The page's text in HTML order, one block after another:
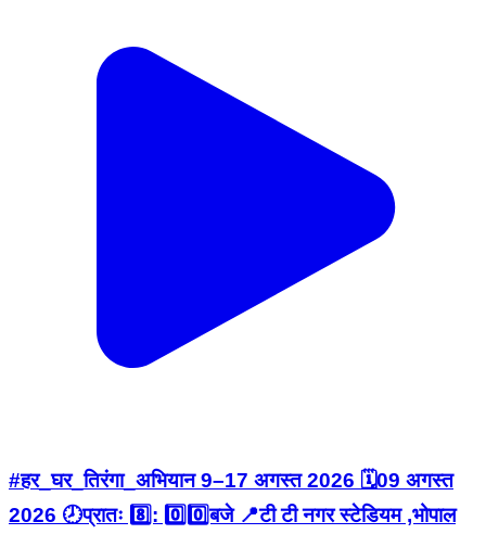
#हर_घर_तिरंगा_अभियान 9–17 अगस्त 2026 🗓️09 अगस्त
2026 🕗प्रातः 8️⃣: 0️⃣0️⃣बजे 📍टी टी नगर स्टेडियम ,भोपाल